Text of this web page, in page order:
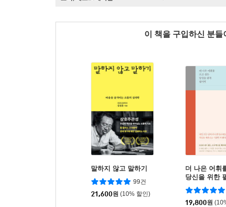
이 책을 구입하신 분
말하지 않고 말하기
99건
21,600원 (10% 할인)
더 나은 어휘
당신을 위한
19,800원